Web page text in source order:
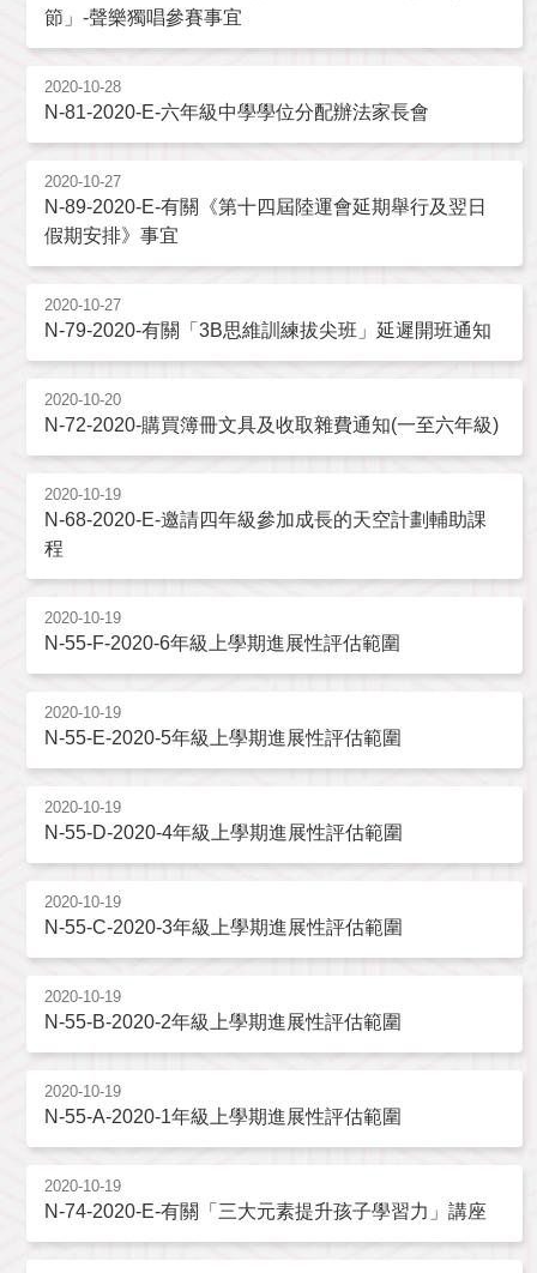
節」-聲樂獨唱參賽事宜
2020-10-28
N-81-2020-E-六年級中學學位分配辦法家長會
2020-10-27
N-89-2020-E-有關《第十四屆陸運會延期舉行及翌日
假期安排》事宜
2020-10-27
N-79-2020-有關「3B思維訓練拔尖班」延遲開班通知
2020-10-20
N-72-2020-購買簿冊文具及收取雜費通知(一至六年級)
2020-10-19
N-68-2020-E-邀請四年級參加成長的天空計劃輔助課
程
2020-10-19
N-55-F-2020-6年級上學期進展性評估範圍
2020-10-19
N-55-E-2020-5年級上學期進展性評估範圍
2020-10-19
N-55-D-2020-4年級上學期進展性評估範圍
2020-10-19
N-55-C-2020-3年級上學期進展性評估範圍
2020-10-19
N-55-B-2020-2年級上學期進展性評估範圍
2020-10-19
N-55-A-2020-1年級上學期進展性評估範圍
2020-10-19
N-74-2020-E-有關「三大元素提升孩子學習力」講座